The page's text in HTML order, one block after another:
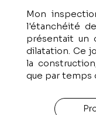
Mon
l'étanchéité
présentait un
dilatation. Ce
la
que par temps